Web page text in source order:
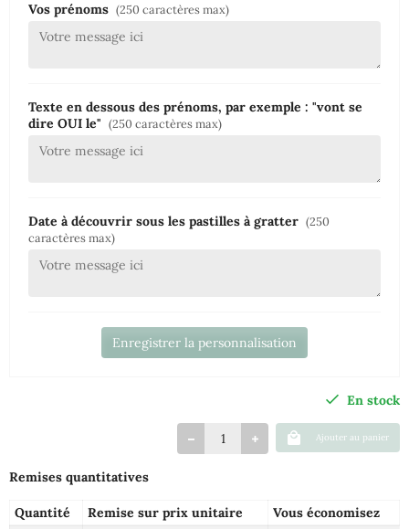
Vos prénoms (250 caractères max)
Texte en dessous des prénoms, par exemple : "vont se
dire OUI le" (250 caractères max)
Date à découvrir sous les pastilles à gratter (250
caractères max)
Enregistrer la personnalisation
En stock
Ajouter au panier
Remises quantitatives
Quantité Remise sur prix unitaire
Vous économisez